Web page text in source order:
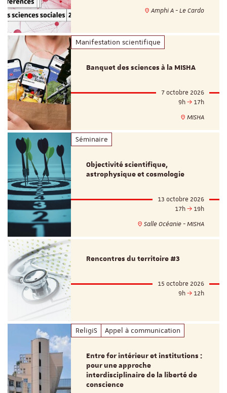
Amphi A - Le Cardo
Manifestation scientifique
Banquet des sciences à la MISHA
7 octobre 2026
9h
17h
MISHA
Séminaire
Objectivité scientifique,
astrophysique et cosmologie
13 octobre 2026
17h
19h
Salle Océanie - MISHA
Rencontres du territoire #3
15 octobre 2026
9h
12h
ReligiS Appel à communication
Entre for intérieur et institutions :
pour une approche
interdisciplinaire de la liberté de
conscience